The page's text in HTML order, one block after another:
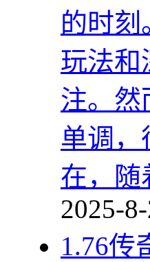
的时
玩法和
注。然
单调，
在，随
2025-
1.76传